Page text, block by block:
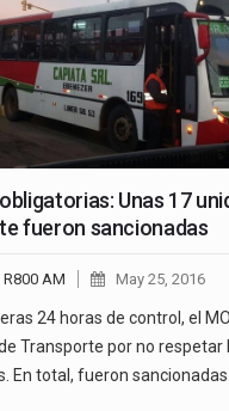
Unas 17
fueron sancionadas
AM May 25, 2016
24 horas de control, el
Transporte por no respetar
En total, fueron sancionadas